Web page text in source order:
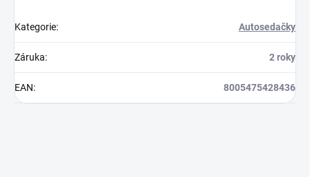
Kategorie: Autosedačky
Záruka: 2 roky
EAN: 8005475428436